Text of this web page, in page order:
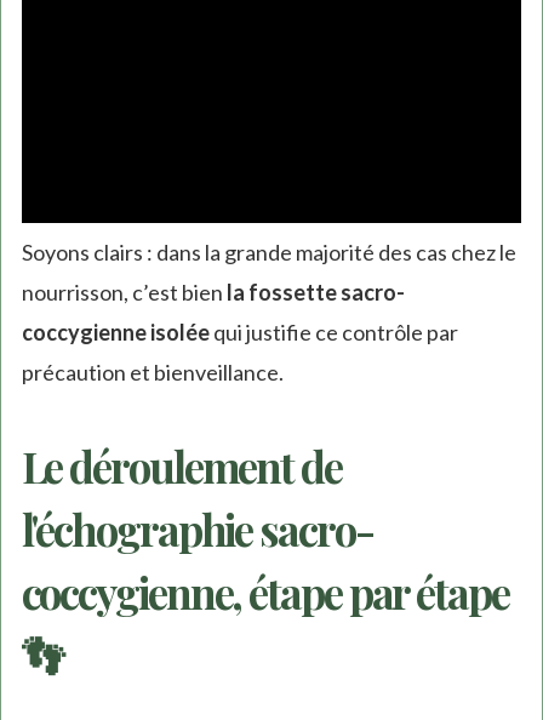
Soyons clairs : dans la grande majorité des cas chez le
nourrisson, c’est bien la fossette sacro-
coccygienne isoléequi justifie ce contrôle par
précaution et bienveillance.
Le déroulement de
l'échographie sacro-
coccygienne, étape par étape
👣